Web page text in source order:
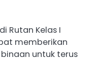
Rutan Kelas I
memberikan
untuk terus